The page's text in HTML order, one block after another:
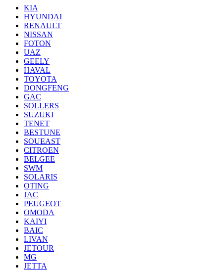
KIA
HYUNDAI
RENAULT
NISSAN
FOTON
UAZ
GEELY
HAVAL
TOYOTA
DONGFENG
GAC
SOLLERS
SUZUKI
TENET
BESTUNE
SOUEAST
CITROEN
BELGEE
SWM
SOLARIS
OTING
JAC
PEUGEOT
OMODA
KAIYI
BAIC
LIVAN
JETOUR
MG
JETTA